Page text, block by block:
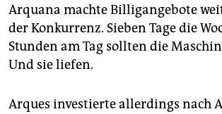
Arquana machte Billigangebote
der Konkurrenz. Sieben Tage die
Stunden am Tag sollten die
Und sie liefen.
Arques investierte allerdings nach